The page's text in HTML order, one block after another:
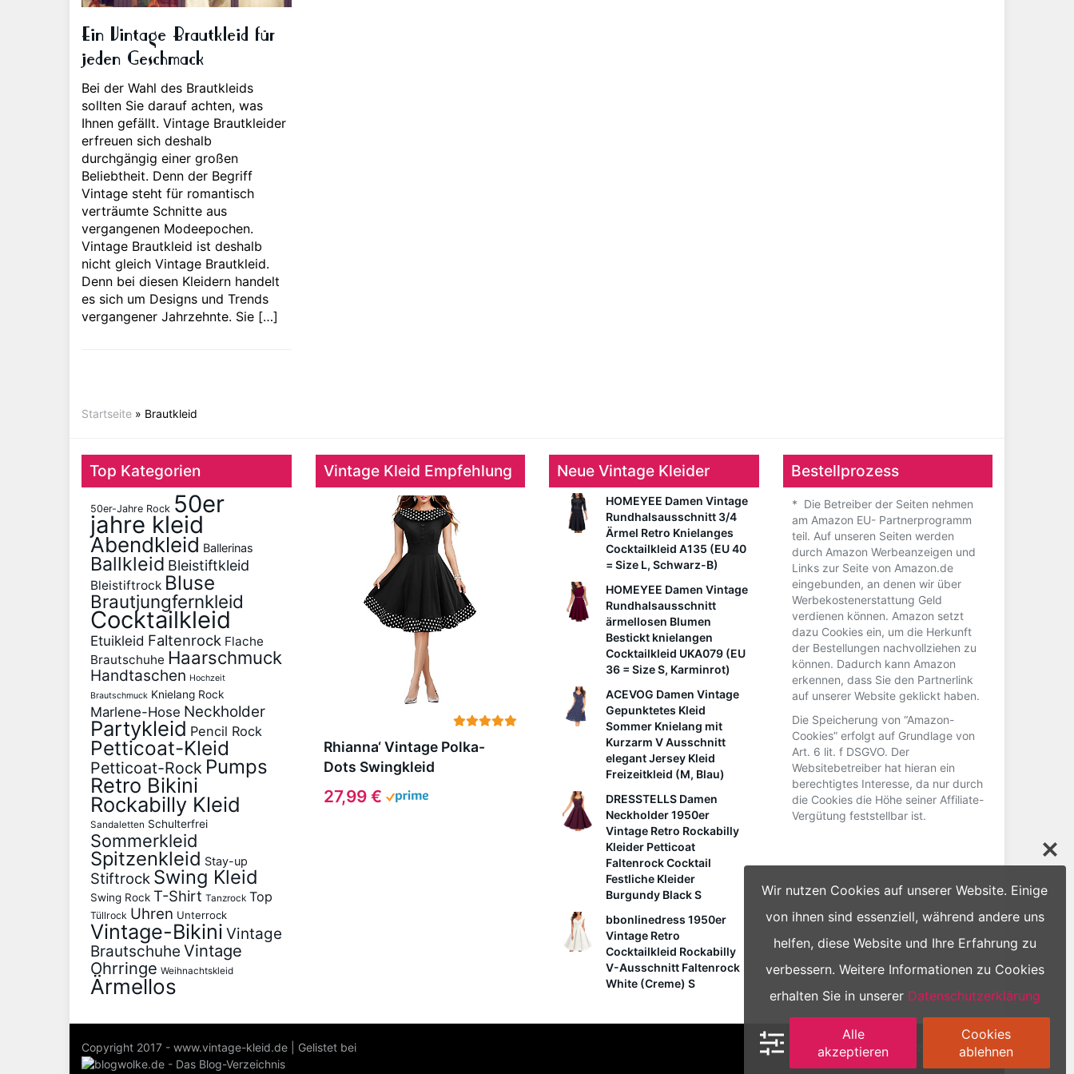
Ein Vintage Brautkleid für
jeden Geschmack
Bei der Wahl des Brautkleids
sollten Sie darauf achten, was
Ihnen gefällt. Vintage Brautkleider
erfreuen sich deshalb
durchgängig einer großen
Beliebtheit. Denn der Begriff
Vintage steht für romantisch
verträumte Schnitte aus
vergangenen Modeepochen.
Vintage Brautkleid ist deshalb
nicht gleich Vintage Brautkleid.
Denn bei diesen Kleidern handelt
es sich um Designs und Trends
vergangener Jahrzehnte. Sie […]
Startseite » Brautkleid
Top Kategorien
50er-Jahre Rock 50er
jahre kleid
Abendkleid Ballerinas
Ballkleid Bleistiftkleid
Bleistiftrock Bluse
Brautjungfernkleid
Cocktailkleid
Etuikleid Faltenrock Flache
Brautschuhe Haarschmuck
Handtaschen Hochzeit
Brautschmuck Knielang Rock
Marlene-Hose Neckholder
Partykleid Pencil Rock
Petticoat-Kleid
Petticoat-Rock Pumps
Retro Bikini
Rockabilly Kleid
Sandaletten Schulterfrei
Sommerkleid
Spitzenkleid Stay-up
Stiftrock Swing Kleid
Swing Rock T-Shirt Tanzrock Top
Tüllrock Uhren Unterrock
Vintage-Bikini Vintage
Brautschuhe Vintage
Ohrringe Weihnachtskleid
Ärmellos
Vintage Kleid Empfehlung
Rhianna‘ Vintage Polka-
Dots Swingkleid
27,99 €
Neue Vintage Kleider
HOMEYEE Damen Vintage
Rundhalsausschnitt 3/4
Ärmel Retro Knielanges
Cocktailkleid A135 (EU 40
= Size L, Schwarz-B)
HOMEYEE Damen Vintage
Rundhalsausschnitt
ärmellosen Blumen
Bestickt knielangen
Cocktailkleid UKA079 (EU
36 = Size S, Karminrot)
ACEVOG Damen Vintage
Gepunktetes Kleid
Sommer Knielang mit
Kurzarm V Ausschnitt
elegant Jersey Kleid
Freizeitkleid (M, Blau)
DRESSTELLS Damen
Neckholder 1950er
Vintage Retro Rockabilly
Kleider Petticoat
Faltenrock Cocktail
Festliche Kleider
Burgundy Black S
bbonlinedress 1950er
Vintage Retro
Cocktailkleid Rockabilly
V-Ausschnitt Faltenrock
White (Creme) S
Bestellprozess
* Die Betreiber der Seiten nehmen
am Amazon EU- Partnerprogramm
teil. Auf unseren Seiten werden
durch Amazon Werbeanzeigen und
Links zur Seite von Amazon.de
eingebunden, an denen wir über
Werbekostenerstattung Geld
verdienen können. Amazon setzt
dazu Cookies ein, um die Herkunft
der Bestellungen nachvollziehen zu
können. Dadurch kann Amazon
erkennen, dass Sie den Partnerlink
auf unserer Website geklickt haben.
Die Speicherung von “Amazon-
Cookies” erfolgt auf Grundlage von
Art. 6 lit. f DSGVO. Der
Websitebetreiber hat hieran ein
berechtigtes Interesse, da nur durch
die Cookies die Höhe seiner Affiliate-
Vergütung feststellbar ist.
Copyright 2017 - www.vintage-kleid.de | Gelistet bei Datenschutz Impressum
Wir nutzen Cookies auf unserer Website. Einige
von ihnen sind essenziell, während andere uns
helfen, diese Website und Ihre Erfahrung zu
verbessern. Weitere Informationen zu Cookies
erhalten Sie in unserer Datenschutzerklärung
Alle
akzeptieren
Cookies
ablehnen